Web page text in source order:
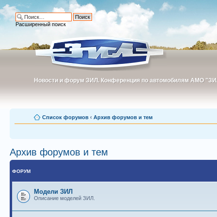
Новости и форум ЗИЛ. Конференция по автомобилям АМО
Новости и форум ЗИЛ. Конференция по автомобилям АМО
Расширенный поиск
Список форумов ‹ Архив форумов и тем
Архив форумов и тем
ФОРУМ
Модели ЗИЛ
Описание моделей ЗИЛ.